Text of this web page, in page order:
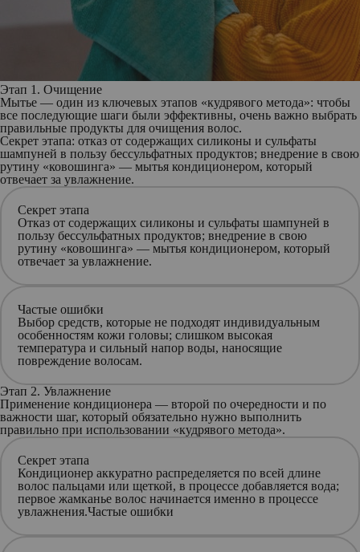
Этап 1. Очищение
Мытье — один из ключевых этапов «кудрявого метода»: чтобы
все последующие шаги были эффективны, очень важно выбрать
правильные продукты для очищения волос.
Секрет этапа: отказ от содержащих силиконы и сульфаты
шампуней в пользу бессульфатных продуктов; внедрение в свою
рутину «ковошинга» — мытья кондиционером, который
отвечает за увлажнение.
Секрет этапа
Отказ от содержащих силиконы и сульфаты шампуней в
пользу бессульфатных продуктов; внедрение в свою
рутину «ковошинга» — мытья кондиционером, который
отвечает за увлажнение.
Частые ошибки
Выбор средств, которые не подходят индивидуальным
особенностям кожи головы; слишком высокая
температура и сильный напор воды, наносящие
повреждение волосам.
Этап 2. Увлажнение
Применение кондиционера — второй по очередности и по
важности шаг, который обязательно нужно выполнить
правильно при использовании «кудрявого метода».
Секрет этапа
Кондиционер аккуратно распределяется по всей длине
волос пальцами или щеткой, в процессе добавляется вода;
первое жамканье волос начинается именно в процессе
увлажнения.Частые ошибки